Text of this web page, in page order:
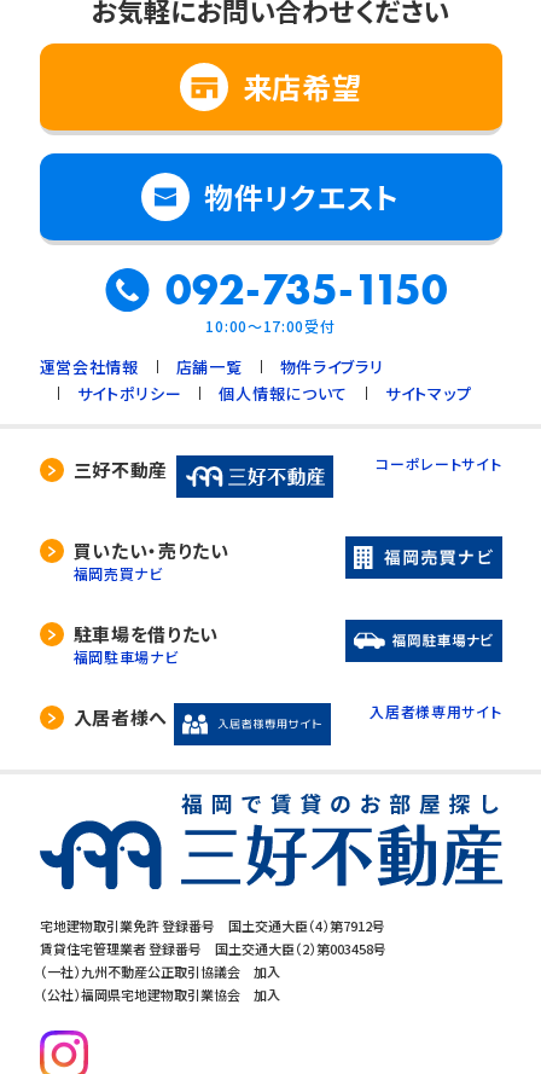
3. 利用目的の範囲内で個人情報の取扱いの
全部又は一部を委託する場合
4. 人の生命、身体又は財産の保護のために必
要で、ご本人の同意を得ることが難しいとき
5. 公衆衛生の向上、児童の健全な育成のため
に必要で、ご本人の同意を得ることが難しいと
き
6. 国や地方公共団体などに協力する場合で、
ご本人の同意を得ることによって支障を及ぼす
おそれがあるとき
7. 合併又は譲渡などの事由による事業の承継
に伴って個人情報を提供する場合で、承継前の
4. 個人情報の外部委託
当社は、利用目的の達成に必要な範囲内におい
て、個人情報の取扱いの全部又は一部を委託す
委託先の選定には厳正な基準を設け、委託先と
の間で必要な契約を締結し、適切な管理･監査を
5. 開示等の請求について
「開示」「訂正・追加・削除」「利用の停止・消去・提
供の拒否」の請求に応じております。ご請求され
る方は、当社「個人情報お客様相談窓口」までお
問合せください。
6.個人情報を提供する事の任意性につ
いて
当社の要求する個人情報を提供するか否かは、
お客様の任意でございます。
宅地建物取引業免許 登録番号 国土交通大臣（4）第7912号
賃貸住宅管理業者 登録番号 国土交通大臣（2）第003458号
（一社）九州不動産公正取引協議会 加入
（公社）福岡県宅地建物取引業協会 加入
お気軽にお問い合わせください
来店希望
物件リクエスト
092-735-1150
10:00～17:00受付
運営会社情報 店舗一覧
物件ライブラリ
サイトポリシー
個人情報について サイトマップ
三好不動産 コーポレートサイト
買いたい・売りたい
福岡売買ナビ
駐車場を借りたい
福岡駐車場ナビ
入居者様へ 入居者様専用サイト